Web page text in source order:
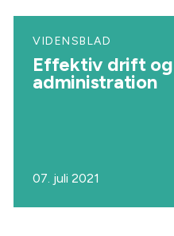
VIDENSBLAD
Effektiv drift og
administration
07. juli 2021